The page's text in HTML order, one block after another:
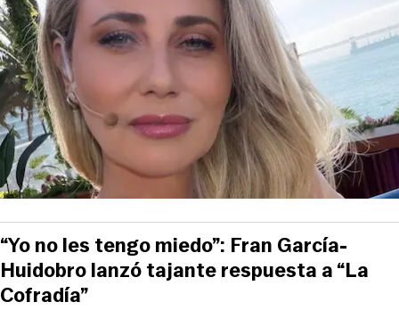
“Yo no les tengo miedo”: Fran García-
Huidobro lanzó tajante respuesta a “La
Cofradía”